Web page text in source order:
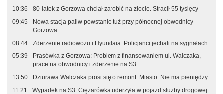
10:36
80-latek z Gorzowa chciał zarobić na złocie. Stracił 55 tysięcy
09:45
Nowa stacja paliw powstanie tuż przy północnej obwodnicy
Gorzowa
08:44
Zderzenie radiowozu i Hyundaia. Policjanci jechali na sygnałach
05:39
Prasówka z Gorzowa: Problem z finansowaniem ul. Walczaka,
prace na obwodnicy i zderzenie na S3
13:50
Dziurawa Walczaka prosi się o remont. Miasto: Nie ma pieniędzy
11:21
Wypadek na S3. Ciężarówka uderzyła w pojazd służby drogowej